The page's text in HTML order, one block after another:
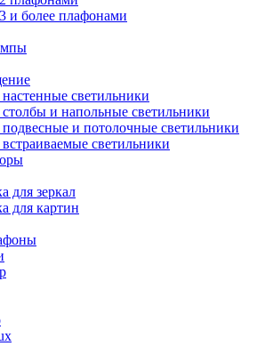
и более плафонами
светильники
и напольные светильники
и потолочные светильники
светильники
для зеркал
для картин